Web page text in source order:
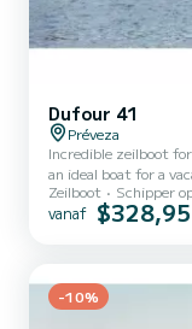
Dufour 41
Préveza
Incredible zeilboot
an ideal boat for a vacation
cabins with all
length of 13 meters,
Zeilboot Schipper
vanaf $328,95
-10%